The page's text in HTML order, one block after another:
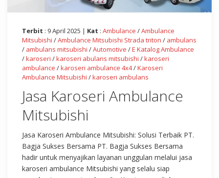
Terbit : 9 April 2025 | Kat : Ambulance /Ambulance
Mitsubishi /Ambulance Mitsubishi Strada triton / ambulans
/ ambulans mitsubishi /Automotive /E Katalog Ambulance
/karoseri /karoseri abulans mitsubishi /karoseri
ambulance /karoseri ambulance 4x4/Karoseri
Ambulance Mitsubishi /karoseri ambulans
Jasa Karoseri Ambulance
Mitsubishi
Jasa Karoseri Ambulance Mitsubishi: Solusi Terbaik PT.
Bagja Sukses Bersama PT. Bagja Sukses Bersama
hadir untuk menyajikan layanan unggulan melalui jasa
karoseri ambulance Mitsubishi yang selalu siap